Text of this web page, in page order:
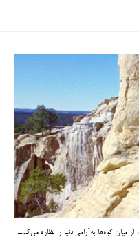
استاد لی پس از ترک کردن نیویورک بعد از ۲۰ ژوئیه ۱۹۹۹، از میان کوه‌ها به‌آرامی دنیا را نظاره می‌کنند.